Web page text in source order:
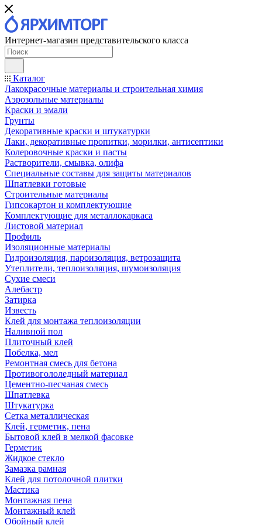
Интернет-магазин представительского класса
Каталог
Лакокрасочные материалы и строительная химия
Аэрозольные материалы
Краски и эмали
Грунты
Декоративные краски и штукатурки
Лаки, декоративные пропитки, морилки, антисептики
Колеровочные краски и пасты
Растворители, смывка, олифа
Специальные составы для защиты материалов
Шпатлевки готовые
Строительные материалы
Гипсокартон и комплектующие
Комплектующие для металлокаркаса
Листовой материал
Профиль
Изоляционные материалы
Гидроизоляция, пароизоляция, ветрозащита
Утеплители, теплоизоляция, шумоизоляция
Сухие смеси
Алебастр
Затирка
Известь
Клей для монтажа теплоизоляции
Наливной пол
Плиточный клей
Побелка, мел
Ремонтная смесь для бетона
Противогололедный материал
Цементно-песчаная смесь
Шпатлевка
Штукатурка
Сетка металлическая
Клей, герметик, пена
Бытовой клей в мелкой фасовке
Герметик
Жидкое стекло
Замазка рамная
Клей для потолочной плитки
Мастика
Монтажная пена
Монтажный клей
Обойный клей